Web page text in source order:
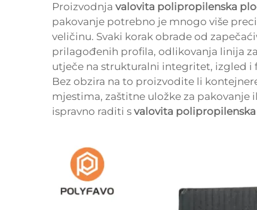
Proizvodnja valovita polipropilenska
pakovanje potrebno je mnogo više
veličinu. Svaki korak obrade od
prilagođenih profila, odlikovanja linija
utječe na strukturalni integritet, izgled
Bez obzira na to proizvodite li
mjestima, zaštitne uložke za pakovanje
ispravno raditi s valovita